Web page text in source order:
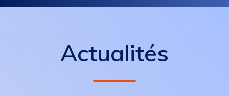
LE ROLE ET LES MISSIONS DU CAC
VOUS ÊTES
OBLIGATIONS RÉGLEMENTAIRES
Actualités